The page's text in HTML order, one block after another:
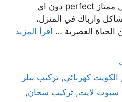
كهرباء المنزل تعمل بشكل ممتاز perfect دون اي
وارباك في المنزل،
الحياة العصرية … اقرأ المزيد
الكويت كهربائي,تركيب بيلر
سبوت لايت, تركيب سخان,